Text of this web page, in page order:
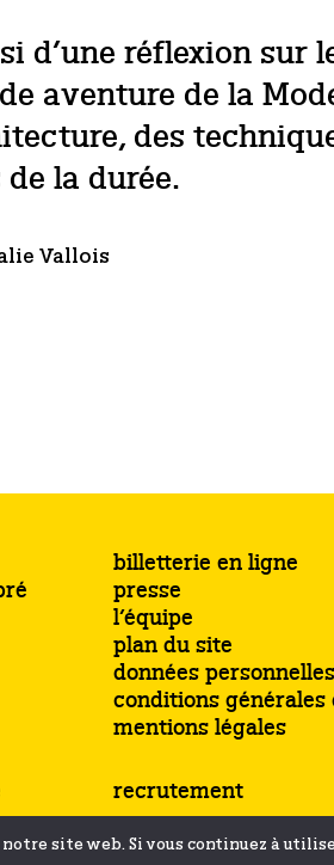
d’une réflexion sur
aventure de la
des
la durée.
Vallois
billetterie en ligne
presse
l’équipe
plan du site
données personnelles
conditions générales
mentions légales
recrutement
site web. Si vous continuez à